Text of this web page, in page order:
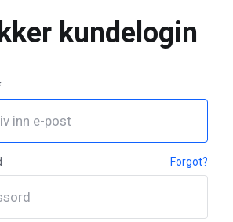
kundelogin
Forgot?